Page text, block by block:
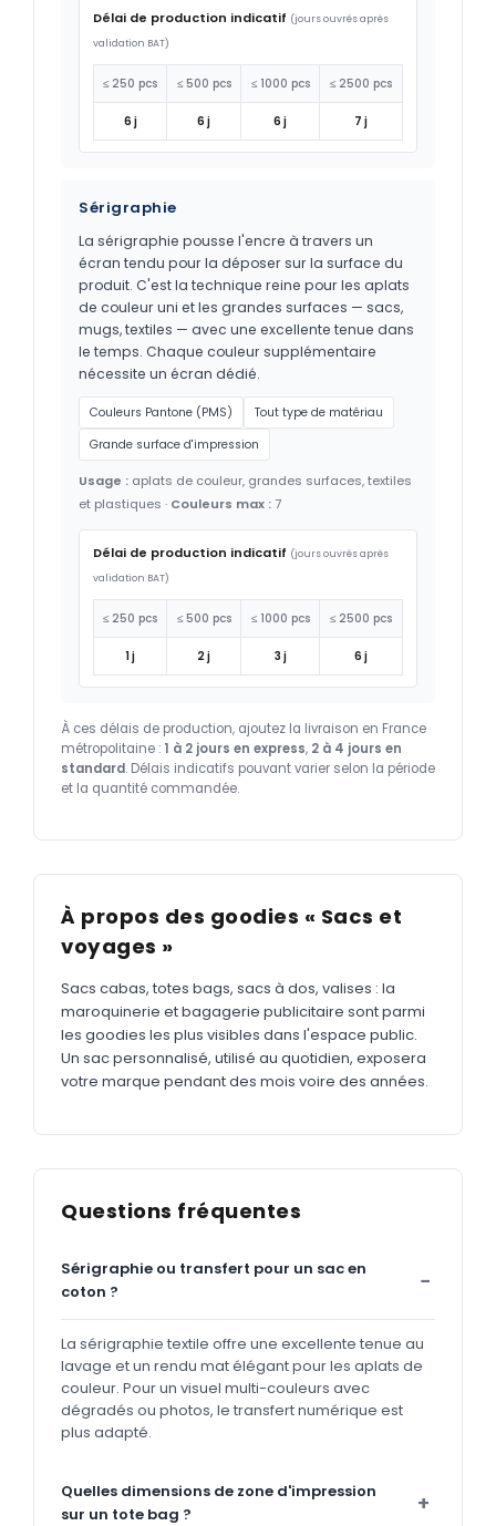
Délai de production indicatif (jours ouvrés après
validation BAT)
≤ 250 pcs ≤ 500 pcs ≤ 1000 pcs ≤ 2500 pcs
6 j 6 j 6 j 7 j
Sérigraphie
La sérigraphie pousse l'encre à travers un
écran tendu pour la déposer sur la surface du
produit. C'est la technique reine pour les aplats
de couleur uni et les grandes surfaces — sacs,
mugs, textiles — avec une excellente tenue dans
le temps. Chaque couleur supplémentaire
nécessite un écran dédié.
Couleurs Pantone (PMS)
Tout type de matériau
Grande surface d'impression
Usage : aplats de couleur, grandes surfaces, textiles
et plastiques · Couleurs max :7
Délai de production indicatif (jours ouvrés après
validation BAT)
≤ 250 pcs ≤ 500 pcs ≤ 1000 pcs ≤ 2500 pcs
1 j 2 j 3 j 6 j
À ces délais de production, ajoutez la livraison en France
métropolitaine : 1 à 2 jours en express, 2 à 4 jours en
standard. Délais indicatifs pouvant varier selon la période
et la quantité commandée.
À propos des goodies « Sacs et
voyages »
Sacs cabas, totes bags, sacs à dos, valises : la
maroquinerie et bagagerie publicitaire sont parmi
les goodies les plus visibles dans l'espace public.
Un sac personnalisé, utilisé au quotidien, exposera
votre marque pendant des mois voire des années.
Questions fréquentes
Sérigraphie ou transfert pour un sac en
coton ?
La sérigraphie textile offre une excellente tenue au
lavage et un rendu mat élégant pour les aplats de
couleur. Pour un visuel multi-couleurs avec
dégradés ou photos, le transfert numérique est
plus adapté.
Quelles dimensions de zone d'impression
sur un tote bag ?